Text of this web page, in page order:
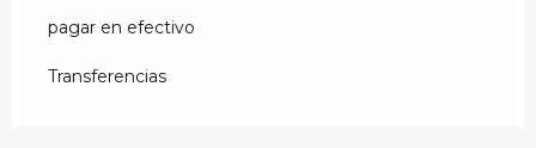
pagar en efectivo
Transferencias